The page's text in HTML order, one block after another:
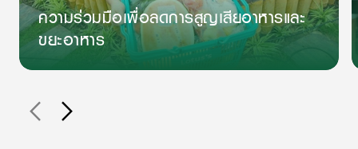
ความร่วมมือเพื่อลดการสูญเสียอาหารและ
ขยะอาหาร